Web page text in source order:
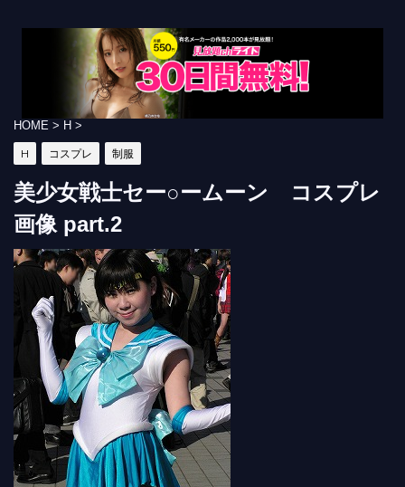
HOME > H >
H コスプレ 制服
美少女戦士セー○ームーン コスプレ
画像 part.2